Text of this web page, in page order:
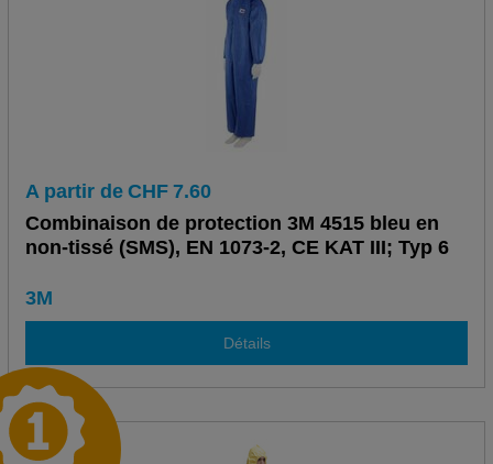
A partir de CHF 7.60
Combinaison de protection 3M 4515 bleu en
non-tissé (SMS), EN 1073-2, CE KAT III; Typ 6
3M
Détails